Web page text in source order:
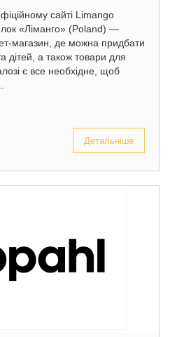
сайті Limango
«Ліманго» (Poland) —
магазин, де можна придбати
дітей, а також товари для
є все необхідне, щоб
Детальніше